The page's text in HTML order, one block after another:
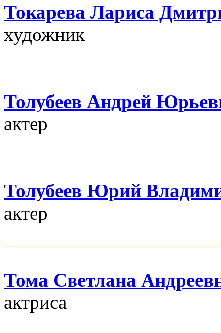
Токарева Лариса
художник
Толубеев Андрей
актер
Толубеев Юрий
актер
Тома Светлана
актриса